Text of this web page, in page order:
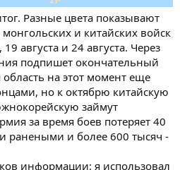
Разные цвета показывают
и китайских войск
19 августа и 24 августа. Через
подпишет окончательный
на этот момент еще
но к октябрю китайскую
займут
за время боев потеряет 40
ранеными и более 600 тысяч -
информации: я использовал